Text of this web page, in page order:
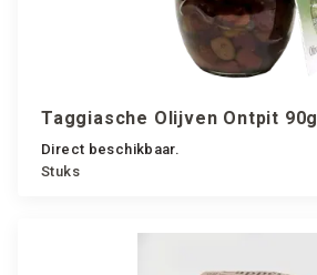
Taggiasche Olijven Ontpit 90g
Direct beschikbaar.
Stuks